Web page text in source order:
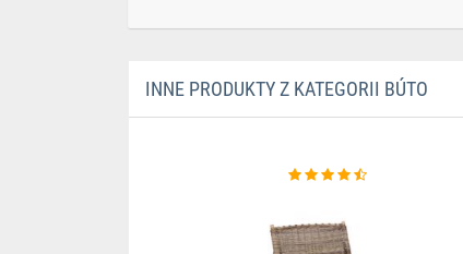
INNE PRODUKTY Z KATEGORII BÚTO